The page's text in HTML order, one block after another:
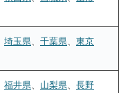
埼玉県 千葉県
東京
福井県 山梨県
長野